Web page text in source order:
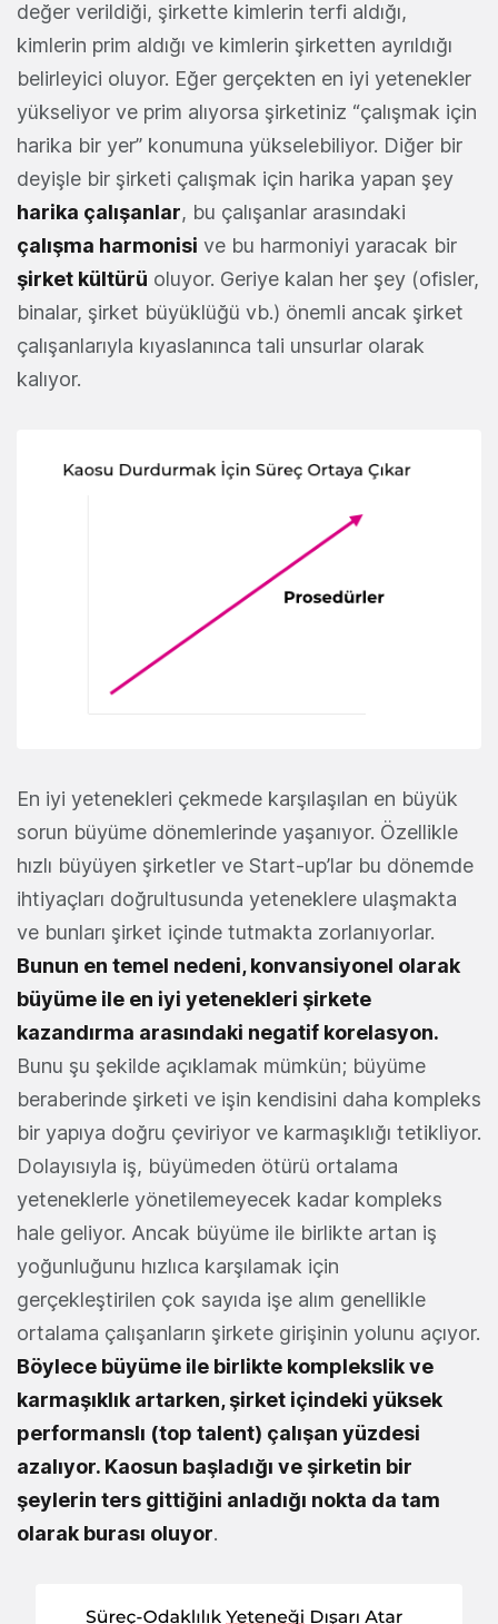
değer verildiği, şirkette kimlerin terfi aldığı,
kimlerin prim aldığı ve kimlerin şirketten ayrıldığı
belirleyici oluyor. Eğer gerçekten en iyi yetenekler
yükseliyor ve prim alıyorsa şirketiniz “çalışmak için
harika bir yer” konumuna yükselebiliyor. Diğer bir
deyişle bir şirketi çalışmak için harika yapan şey
harika çalışanlar, bu çalışanlar arasındaki
çalışma harmonisi ve bu harmoniyi yaracak bir
şirket kültürü oluyor. Geriye kalan her şey (ofisler,
binalar, şirket büyüklüğü vb.) önemli ancak şirket
çalışanlarıyla kıyaslanınca tali unsurlar olarak
kalıyor.
En iyi yetenekleri çekmede karşılaşılan en büyük
sorun büyüme dönemlerinde yaşanıyor. Özellikle
hızlı büyüyen şirketler ve Start-up’lar bu dönemde
ihtiyaçları doğrultusunda yeteneklere ulaşmakta
ve bunları şirket içinde tutmakta zorlanıyorlar.
Bunun en temel nedeni, konvansiyonel olarak
büyüme ile en iyi yetenekleri şirkete
kazandırma arasındaki negatif korelasyon.
Bunu şu şekilde açıklamak mümkün; büyüme
beraberinde şirketi ve işin kendisini daha kompleks
bir yapıya doğru çeviriyor ve karmaşıklığı tetikliyor.
Dolayısıyla iş, büyümeden ötürü ortalama
yeteneklerle yönetilemeyecek kadar kompleks
hale geliyor. Ancak büyüme ile birlikte artan iş
yoğunluğunu hızlıca karşılamak için
gerçekleştirilen çok sayıda işe alım genellikle
ortalama çalışanların şirkete girişinin yolunu açıyor.
Böylece büyüme ile birlikte komplekslik ve
karmaşıklık artarken, şirket içindeki yüksek
performanslı (top talent) çalışan yüzdesi
azalıyor. Kaosun başladığı ve şirketin bir
şeylerin ters gittiğini anladığı nokta da tam
olarak burası oluyor.